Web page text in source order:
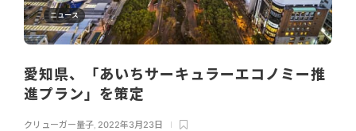
ニュース
愛知県、「あいちサーキュラーエコノミー推
進プラン」を策定
クリューガー量子 2022年3月23日